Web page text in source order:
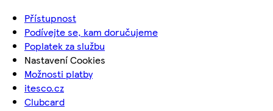
Přístupnost
Podívejte se, kam doručujeme
Poplatek za službu
Nastavení Cookies
Možnosti platby
itesco.cz
Clubcard